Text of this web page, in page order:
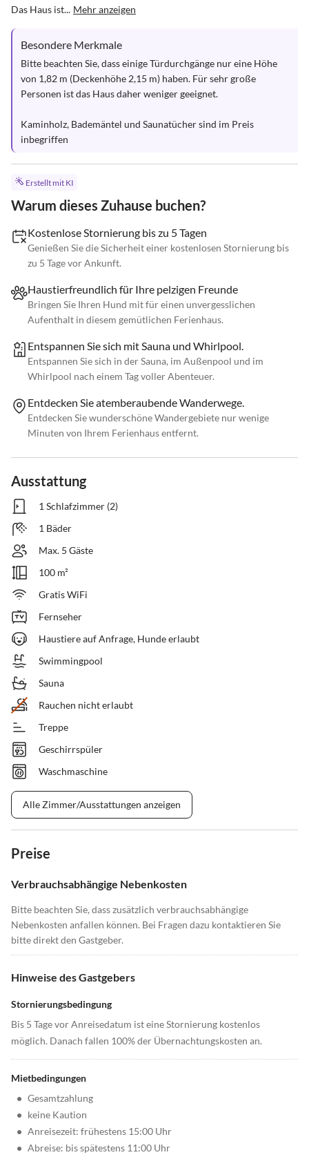
Das Haus ist... Mehr anzeigen
Besondere Merkmale
Bitte beachten Sie, dass einige Türdurchgänge nur eine Höhe
von 1,82 m (Deckenhöhe 2,15 m) haben. Für sehr große
Personen ist das Haus daher weniger geeignet.
Kaminholz, Bademäntel und Saunatücher sind im Preis
inbegriffen
Erstellt mit KI
Warum dieses Zuhause buchen?
Kostenlose Stornierung bis zu 5 Tagen
Genießen Sie die Sicherheit einer kostenlosen Stornierung bis
zu 5 Tage vor Ankunft.
Haustierfreundlich für Ihre pelzigen Freunde
Bringen Sie Ihren Hund mit für einen unvergesslichen
Aufenthalt in diesem gemütlichen Ferienhaus.
Entspannen Sie sich mit Sauna und Whirlpool.
Entspannen Sie sich in der Sauna, im Außenpool und im
Whirlpool nach einem Tag voller Abenteuer.
Entdecken Sie atemberaubende Wanderwege.
Entdecken Sie wunderschöne Wandergebiete nur wenige
Minuten von Ihrem Ferienhaus entfernt.
Ausstattung
1 Schlafzimmer (2)
1 Bäder
Max. 5 Gäste
100 m²
Gratis WiFi
Fernseher
Haustiere auf Anfrage, Hunde erlaubt
Swimmingpool
Sauna
Rauchen nicht erlaubt
Treppe
Geschirrspüler
Waschmaschine
Alle Zimmer/Ausstattungen anzeigen
Preise
Verbrauchsabhängige Nebenkosten
Bitte beachten Sie, dass zusätzlich verbrauchsabhängige
Nebenkosten anfallen können. Bei Fragen dazu kontaktieren Sie
bitte direkt den Gastgeber.
Hinweise des Gastgebers
Stornierungsbedingung
Bis 5 Tage vor Anreisedatum ist eine Stornierung kostenlos
möglich. Danach fallen 100% der Übernachtungskosten an.
Mietbedingungen
• Gesamtzahlung
• keine Kaution
• Anreisezeit: frühestens 15:00 Uhr
• Abreise: bis spätestens 11:00 Uhr